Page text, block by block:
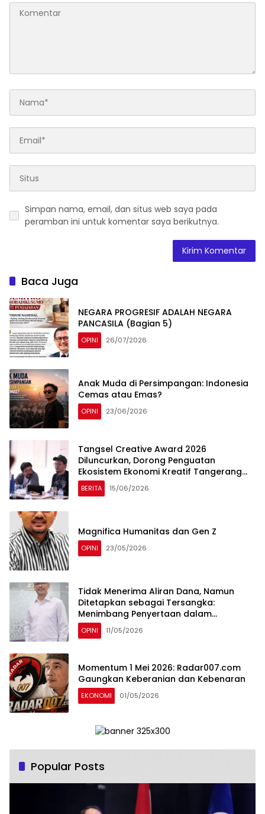
Simpan nama, email, dan situs web saya pada
peramban ini untuk komentar saya berikutnya.
Baca Juga
NEGARA PROGRESIF ADALAH NEGARA
PANCASILA (Bagian 5)
OPINI 26/07/2026
Anak Muda di Persimpangan: Indonesia
Cemas atau Emas?
OPINI 23/06/2026
Tangsel Creative Award 2026
Diluncurkan, Dorong Penguatan
Ekosistem Ekonomi Kreatif Tangerang
Selatan
BERITA 15/06/2026
Magnifica Humanitas dan Gen Z
OPINI 23/05/2026
Tidak Menerima Aliran Dana, Namun
Ditetapkan sebagai Tersangka:
Menimbang Penyertaan dalam
Perspektif KUHP 2023
OPINI 11/05/2026
Momentum 1 Mei 2026: Radar007.com
Gaungkan Keberanian dan Kebenaran
EKONOMI 01/05/2026
Popular Posts